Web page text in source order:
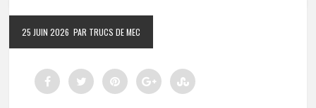
25 JUIN 2026 PAR TRUCS DE MEC